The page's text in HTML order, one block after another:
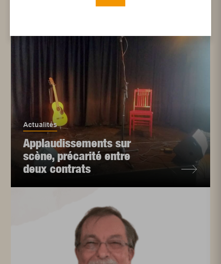
Actualités
Applaudissements sur
scène, précarité entre
deux contrats